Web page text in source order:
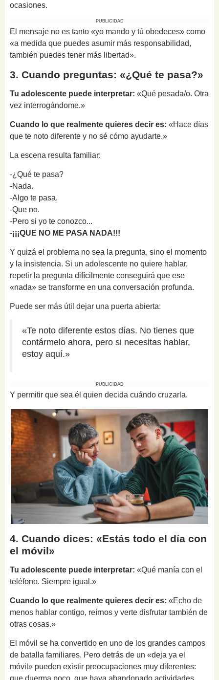
ocasiones.
PUBLICIDAD
El mensaje no es tanto «yo mando y tú obedeces» como
«a medida que puedes asumir más responsabilidad,
también puedes tener más libertad».
3. Cuando preguntas: «¿Qué te pasa?»
Tu adolescente puede interpretar: «Qué pesada/o. Otra
vez interrogándome.»
Cuando lo que realmente quieres decir es: «Hace días
que te noto diferente y no sé cómo ayudarte.»
La escena resulta familiar:
-¿Qué te pasa?
-Nada.
-Algo te pasa.
-Que no.
-Pero si yo te conozco...
-¡¡¡QUE NO ME PASA NADA!!!
Y quizá el problema no sea la pregunta, sino el momento
y la insistencia. Si un adolescente no quiere hablar,
repetir la pregunta difícilmente conseguirá que ese
«nada» se transforme en una conversación profunda.
Puede ser más útil dejar una puerta abierta:
«Te noto diferente estos días. No tienes que
contármelo ahora, pero si necesitas hablar,
estoy aquí.»
PUBLICIDAD
Y permitir que sea él quien decida cuándo cruzarla.
4. Cuando dices: «Estás todo el día con
el móvil»
Tu adolescente puede interpretar: «Qué manía con el
teléfono. Siempre igual.»
Cuando lo que realmente quieres decir es: «Echo de
menos hablar contigo, reírnos y verte disfrutar también de
otras cosas.»
El móvil se ha convertido en uno de los grandes campos
de batalla familiares. Pero detrás de un «deja ya el
móvil» pueden existir preocupaciones muy diferentes:
que duerma poco, que haya abandonado actividades,